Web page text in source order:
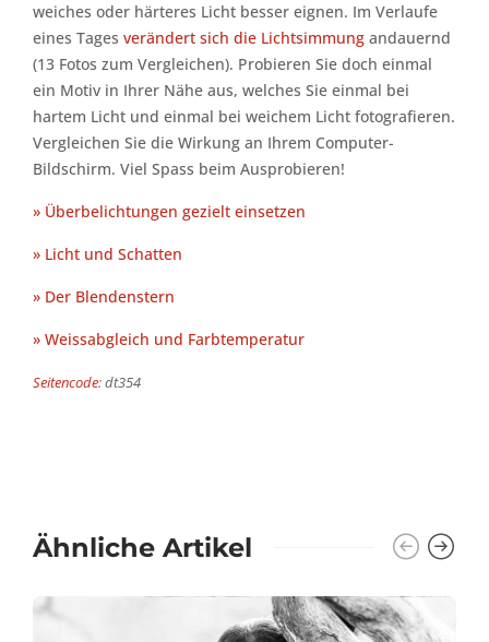
weiches oder härteres Licht besser eignen. Im Verlaufe
eines Tages verändert sich die Lichtsimmung andauernd
(13 Fotos zum Vergleichen). Probieren Sie doch einmal
ein Motiv in Ihrer Nähe aus, welches Sie einmal bei
hartem Licht und einmal bei weichem Licht fotografieren.
Vergleichen Sie die Wirkung an Ihrem Computer-
Bildschirm. Viel Spass beim Ausprobieren!
» Überbelichtungen gezielt einsetzen
» Licht und Schatten
» Der Blendenstern
» Weissabgleich und Farbtemperatur
Seitencode: dt354
Ähnliche Artikel